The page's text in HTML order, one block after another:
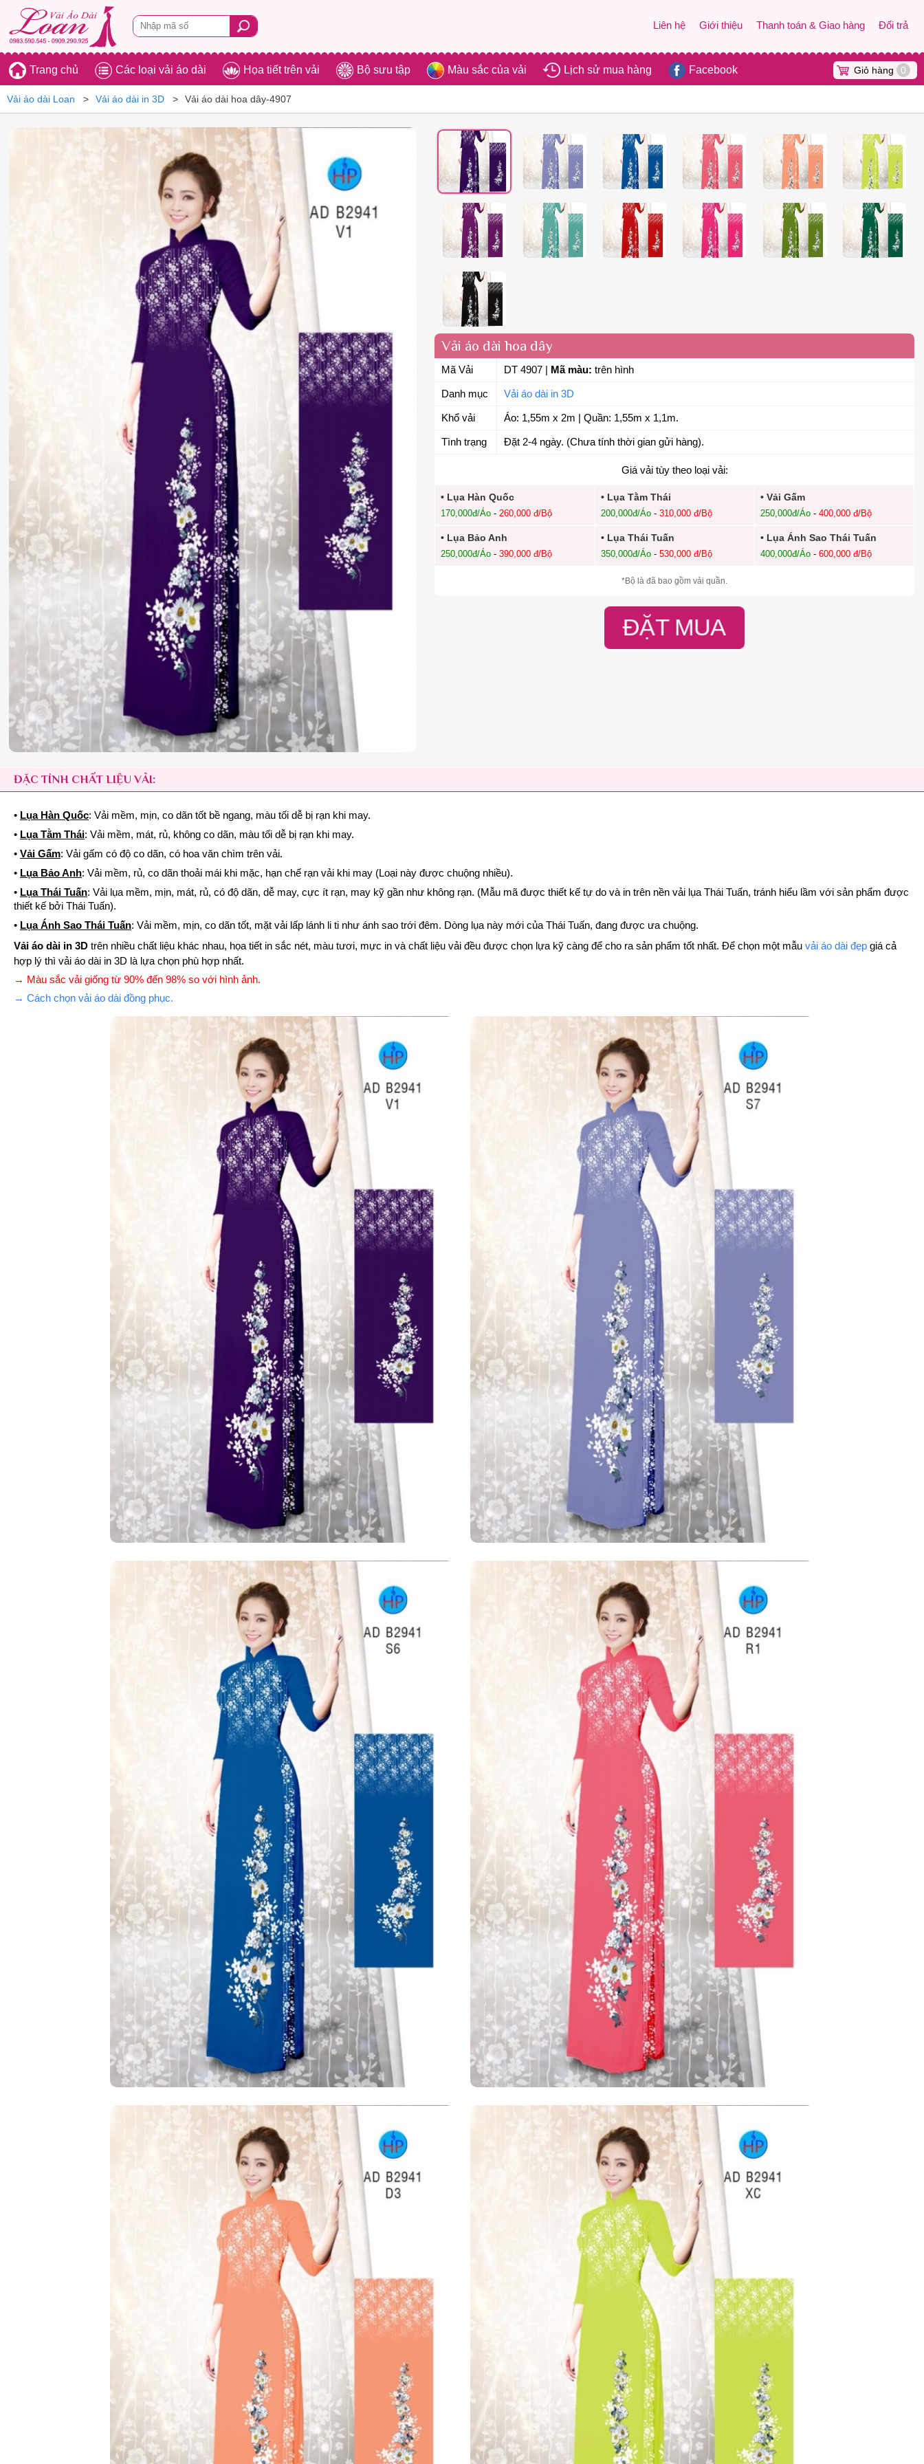
Liên hệ Giới thiệu Thanh toán & Giao hàng Đổi trả
Trang chủ Các loại vải áo dài Họa tiết trên vải Bộ sưu tập Màu sắc của vải Lịch sử mua hàng Facebook Giỏ hàng 0
Vải áo dài Loan Vải áo dài in 3D Vải áo dài hoa dây-4907
Vải áo dài hoa dây
Mã Vải DT 4907 Mã màu: trên hình
Danh mục Vải áo dài in 3D
Khổ vải Áo: 1,55m x 2m | Quần: 1,55m x 1,1m.
Tình trạng Đặt 2-4 ngày. (Chưa tính thời gian gửi hàng).
Giá vải tùy theo loại vải:
• Lụa Hàn Quốc
170,000đ/Áo -260,000 đ/Bộ
• Lụa Tằm Thái
200,000đ/Áo- 310,000 đ/Bộ
• Vải Gấm
250,000đ/Áo -400,000 đ/Bộ
• Lụa Bảo Anh
250,000đ/Áo -390,000 đ/Bộ
• Lụa Thái Tuấn
350,000đ/Áo- 530,000 đ/Bộ
• Lụa Ánh Sao Thái Tuấn
400,000đ/Áo -600,000 đ/Bộ
*Bộ là đã bao gồm vải quần.
ĐẶT MUA
ĐẶC TÍNH CHẤT LIỆU VẢI:
• Lụa Hàn Quốc: Vải mềm, mịn, co dãn tốt bề ngang, màu tối dễ bị rạn khi may.
• Lụa Tằm Thái: Vải mềm, mát, rủ, không co dãn, màu tối dễ bị rạn khi may.
• Vải Gấm: Vải gấm có độ co dãn, có hoa văn chìm trên vải.
• Lụa Bảo Anh: Vải mềm, rủ, co dãn thoải mái khi mặc, hạn chế rạn vải khi may (Loại này được chuộng nhiều).
• Lụa Thái Tuấn: Vải lụa mềm, mịn, mát, rủ, có độ dãn, dễ may, cực ít rạn, may kỹ gần như không rạn. (Mẫu mã được thiết kế tự do và in trên nền vải lụa Thái Tuấn, tránh hiểu lầm với sản phẩm được
thiết kế bởi Thái Tuấn).
• Lụa Ánh Sao Thái Tuấn: Vải mềm, mịn, co dãn tốt, mặt vải lấp lánh li ti như ánh sao trới đêm. Dòng lụa này mới của Thái Tuấn, đang được ưa chuộng.
Vải áo dài in 3D trên nhiều chất liệu khác nhau, họa tiết in sắc nét, màu tươi, mực in và chất liệu vải đều được chọn lựa kỹ càng để cho ra sản phẩm tốt nhất. Để chọn một mẫu vải áo dài đẹp giá cả
hợp lý thì vải áo dài in 3D là lựa chọn phù hợp nhất.
→ Màu sắc vải giống từ 90% đến 98% so với hình ảnh.
→ Cách chọn vải áo dài đồng phục.